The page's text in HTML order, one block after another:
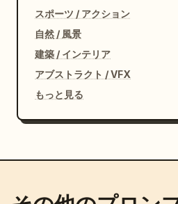
スポーツ / アクション
自然 / 風景
建築 / インテリア
アブストラクト / VFX
もっと見る